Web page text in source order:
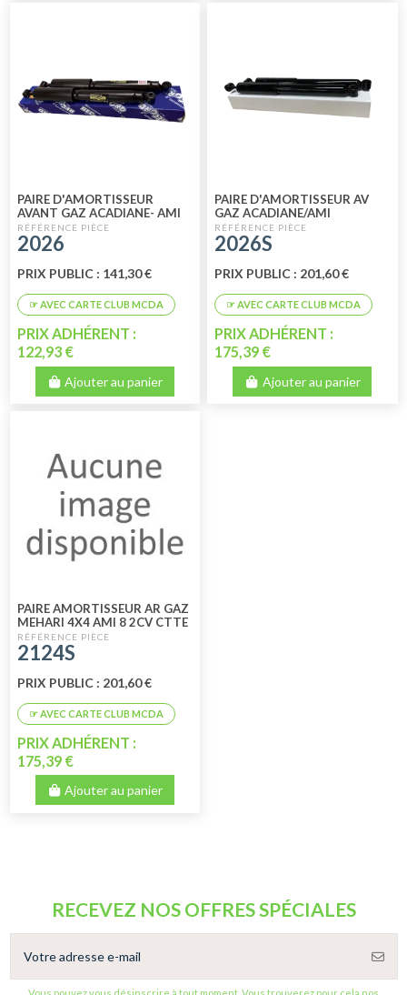
PAIRE D'AMORTISSEUR
AVANT GAZ ACADIANE- AMI
8-MEHARI 4X4 14 MM
2026
PRIX PUBLIC : 141,30 €
PRIX ADHÉRENT :
122,93 €
Ajouter au panier
PAIRE D'AMORTISSEUR AV
GAZ ACADIANE/AMI
8/MEHARI 4X4 DOUBLE
EFFETS
2026S
PRIX PUBLIC : 201,60 €
PRIX ADHÉRENT :
175,39 €
Ajouter au panier
PAIRE AMORTISSEUR AR GAZ
MEHARI 4X4 AMI 8 2CV CTTE
DIAM. 14 DOUBLE EFFETS
2124S
PRIX PUBLIC : 201,60 €
PRIX ADHÉRENT :
175,39 €
Ajouter au panier
RECEVEZ NOS OFFRES SPÉCIALES
Vous pouvez vous désinscrire à tout moment. Vous trouverez pour cela nos